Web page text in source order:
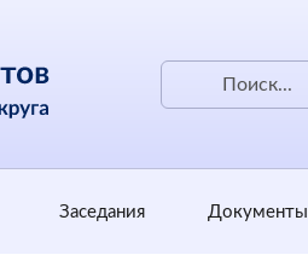
Заседания Документы